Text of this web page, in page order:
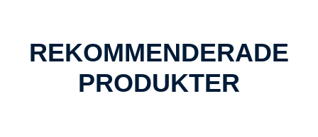
REKOMMENDERADE
PRODUKTER